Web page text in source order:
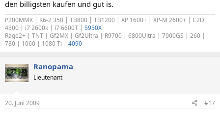
den billigsten kaufen und gut is.
P200MMX | K6-2 350 | TB800 | TB1200 | XP 1600+ | XP-M 2600+ | C2D
4300 | i7 2600k | i7 6600T | 5950X
Rage2+ | TNT | Gf2MX | Gf2Ultra | R9700 | 6800Ultra | 7900GS | 260 |
780 | 1060 | 1080 Ti | 4090
Ranopama
Lieutenant
20. Juni 2009 #17